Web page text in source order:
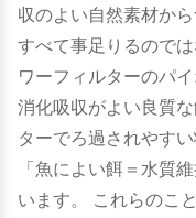
収のよい自然素材か
すべて事足りるので
ワーフィルターのパ
消化吸収がよい良質
ターでろ過されやす
「魚によい餌＝水質
います。 これらのこ